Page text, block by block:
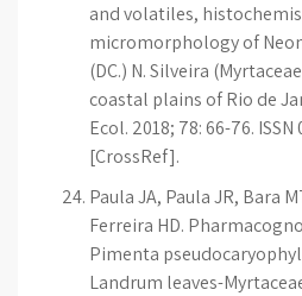
and volatiles,
micromorphology of
(DC.) N. Silveira
coastal plains of Rio de
Ecol. 2018; 78: 66-76. ISSN
[CrossRef].
Paula JA, Paula JR, Bara
Ferreira HD.
Pimenta
Landrum leaves-